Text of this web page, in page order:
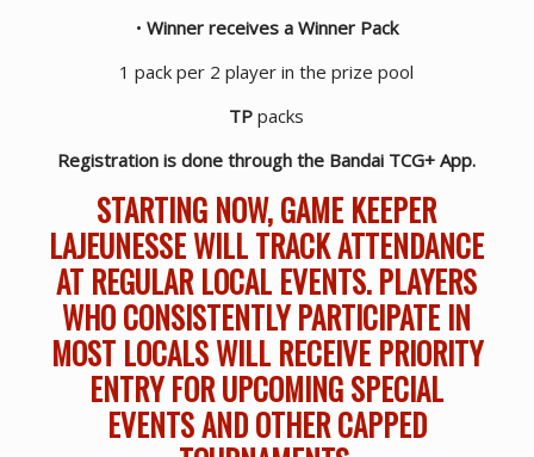
• Winner receives a Winner Pack
1 pack per 2 player in the prize pool
TP packs
Registration is done through the Bandai TCG+ App.
STARTING NOW, GAME KEEPER
LAJEUNESSE WILL TRACK ATTENDANCE
AT REGULAR LOCAL EVENTS. PLAYERS
WHO CONSISTENTLY PARTICIPATE IN
MOST LOCALS WILL RECEIVE PRIORITY
ENTRY FOR UPCOMING SPECIAL
EVENTS AND OTHER CAPPED